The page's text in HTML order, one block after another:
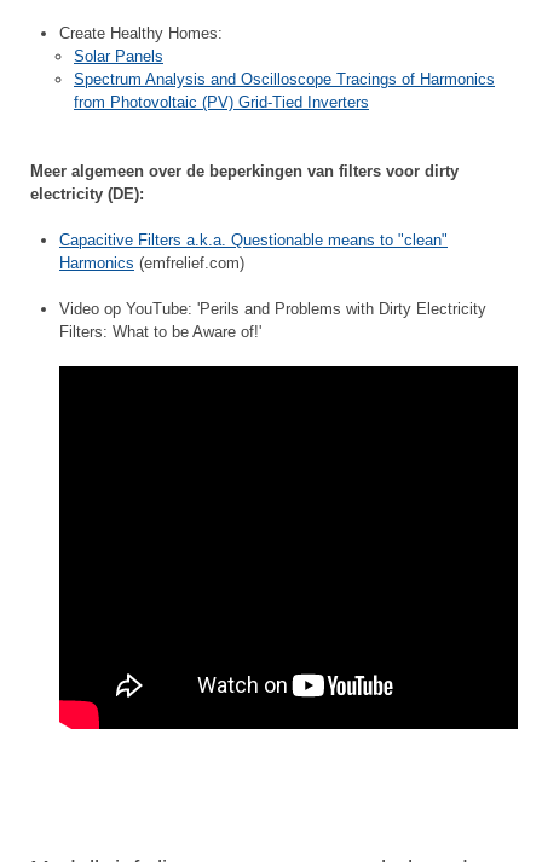
Create Healthy Homes:
Solar Panels
Spectrum Analysis and Oscilloscope Tracings of Harmonics
from Photovoltaic (PV) Grid-Tied Inverters
Meer algemeen over de beperkingen van filters voor dirty
electricity (DE):
Capacitive Filters a.k.a. Questionable means to "clean"
Harmonics (emfrelief.com)
Video op YouTube: 'Perils and Problems with Dirty Electricity
Filters: What to be Aware of!'